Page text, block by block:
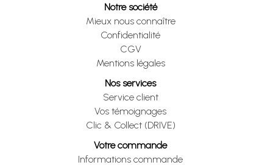
Notre société
Mieux nous connaître
Confidentialité
CGV
Mentions légales
Nos services
Service client
Vos témoignages
Clic & Collect (DRIVE)
Votre commande
Informations commande